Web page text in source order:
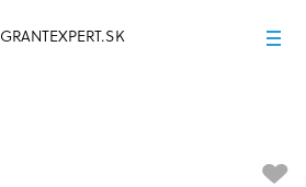
GRANTEXPERT.SK